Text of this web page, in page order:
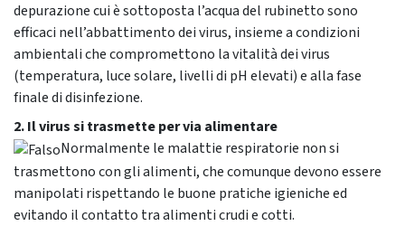
depurazione cui è sottoposta l’acqua del rubinetto sono
efficaci nell’abbattimento dei virus, insieme a condizioni
ambientali che compromettono la vitalità dei virus
(temperatura, luce solare, livelli di pH elevati) e alla fase
finale di disinfezione.
2. Il virus si trasmette per via alimentare
Normalmente le malattie respiratorie non si
trasmettono con gli alimenti, che comunque devono essere
manipolati rispettando le buone pratiche igieniche ed
evitando il contatto tra alimenti crudi e cotti.